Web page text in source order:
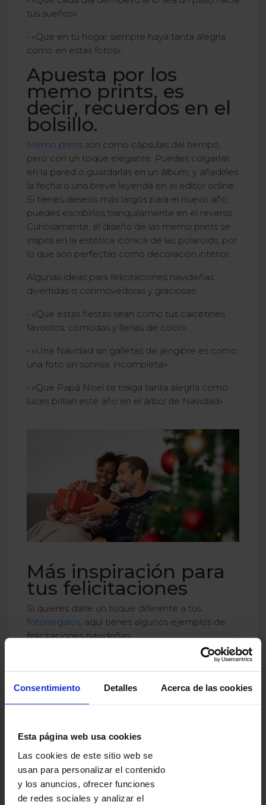
Consentimiento Detalles Acerca de las cookies
Esta página web usa cookies
Las cookies de este sitio web se
usan para personalizar el contenido
y los anuncios, ofrecer funciones
de redes sociales y analizar el
tus sueños».
• «Que en tu hogar siempre haya tanta alegría
como en estas fotos».
Apuesta por los
memo prints, es
decir, recuerdos en el
bolsillo.
Memo prints son como cápsulas del tiempo,
pero con un toque elegante. Puedes colgarlas
en la pared o guardarlas en un álbum, y añadirles
la fecha o una breve leyenda en el editor online.
Si tienes deseos más largos para el nuevo año,
puedes escribirlos tranquilamente en el reverso.
Curiosamente, el diseño de las memo prints se
inspira en la estética icónica de las polaroids, por
lo que son perfectas como decoración interior.
Algunas ideas para felicitaciones navideñas
divertidas o conmovedoras y graciosas:
• «Que estas fiestas sean como tus calcetines
favoritos: cómodas y llenas de color».
• «Una Navidad sin galletas de jengibre es como
una foto sin sonrisa: incompleta».
• «Que Papá Noel te traiga tanta alegría como
luces brillan este año en el árbol de Navidad».
Más inspiración para
tus felicitaciones
Si quieres darle un toque diferente a tus
fotorregalos, aquí tienes algunos ejemplos de
felicitaciones navideñas:
Felicitaciones navideñas preparadas:
de tus días».
a todos en un mismo espíritu». Charles Dickens
Felicitaciones navideñas breves:
• «Que sea alegre y tranquila».